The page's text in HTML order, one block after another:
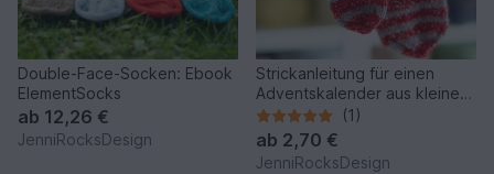
Double-Face-Socken: Ebook
ElementSocks
ab 12,26 €
JenniRocksDesign
Strickanleitung für einen
Adventskalender aus kleinen
Handschuhen(1)
ab 2,70 €
JenniRocksDesign